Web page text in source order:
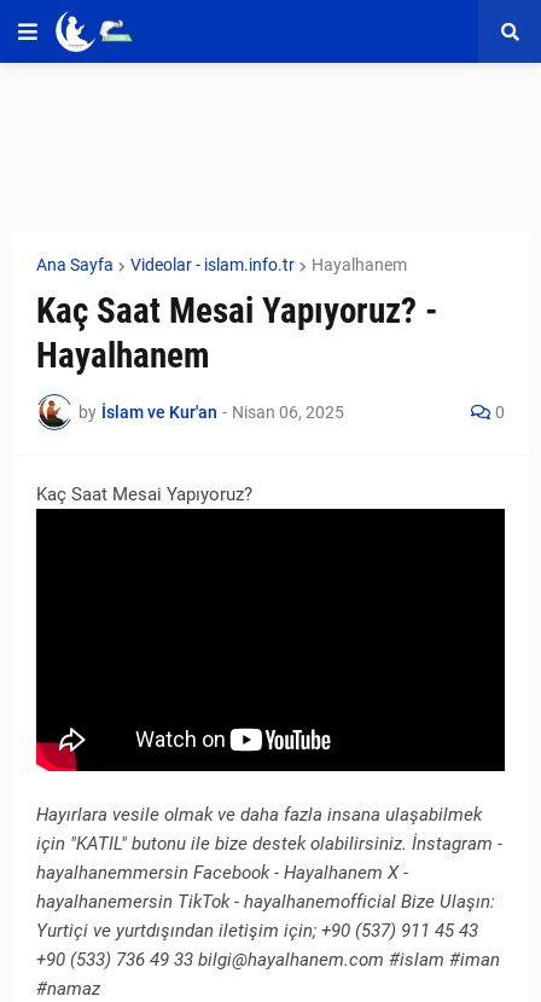
Ana Sayfa Videolar - islam.info.tr Hayalhanem
Kaç Saat Mesai Yapıyoruz? -
Hayalhanem
by İslam ve Kur'an - Nisan 06, 2025 0
Kaç Saat Mesai Yapıyoruz?
Hayırlara vesile olmak ve daha fazla insana ulaşabilmek
için "KATIL" butonu ile bize destek olabilirsiniz. İnstagram -
hayalhanemmersin Facebook - Hayalhanem X -
hayalhanemersin TikTok - hayalhanemofficial Bize Ulaşın:
Yurtiçi ve yurtdışından iletişim için; +90 (537) 911 45 43
+90 (533) 736 49 33 bilgi@hayalhanem.com #islam #iman
#namaz